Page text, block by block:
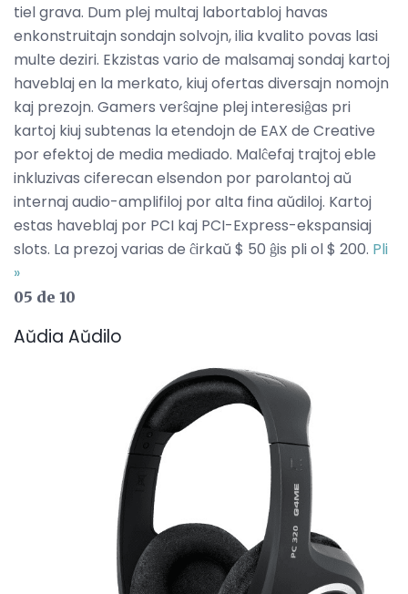
tiel grava. Dum plej multaj labortabloj havas
enkonstruitajn sondajn solvojn, ilia kvalito povas lasi
multe deziri. Ekzistas vario de malsamaj sondaj kartoj
haveblaj en la merkato, kiuj ofertas diversajn nomojn
kaj prezojn. Gamers verŝajne plej interesiĝas pri
kartoj kiuj subtenas la etendojn de EAX de Creative
por efektoj de media mediado. Malĉefaj trajtoj eble
inkluzivas ciferecan elsendon por parolantoj aŭ
internaj audio-amplifiloj por alta fina aŭdiloj. Kartoj
estas haveblaj por PCI kaj PCI-Express-ekspansiaj
slots. La prezoj varias de ĉirkaŭ $ 50 ĝis pli ol $ 200. Pli
»
05 de 10
Aŭdia Aŭdilo